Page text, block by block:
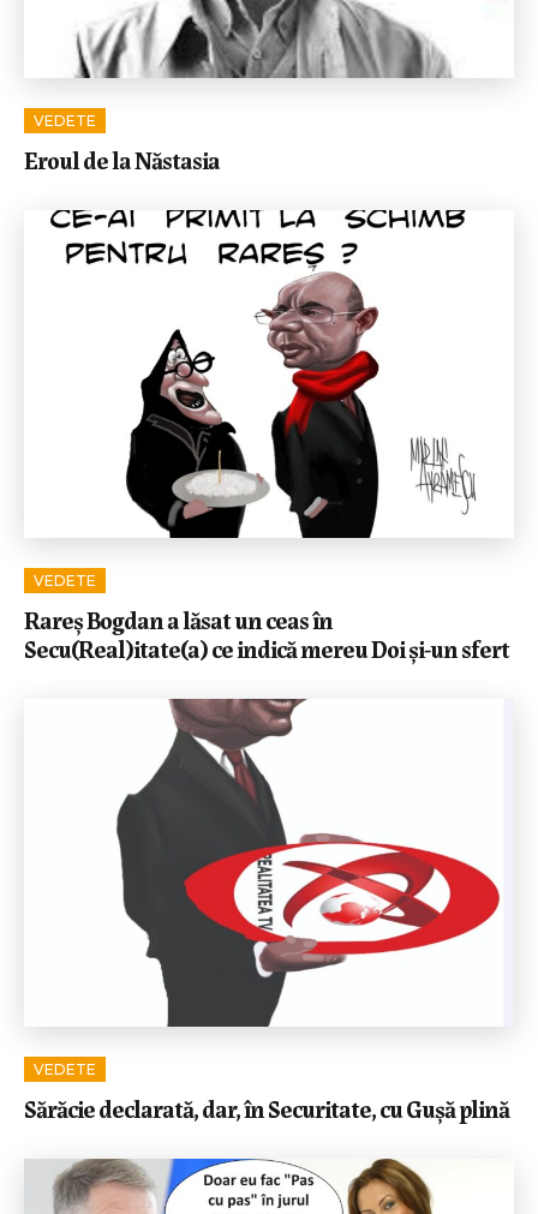
VEDETE
Eroul de la Năstasia
VEDETE
Rareș Bogdan a lăsat un ceas în
Secu(Real)itate(a) ce indică mereu Doi și-un sfert
VEDETE
Sărăcie declarată, dar, în Securitate, cu Gușă plină